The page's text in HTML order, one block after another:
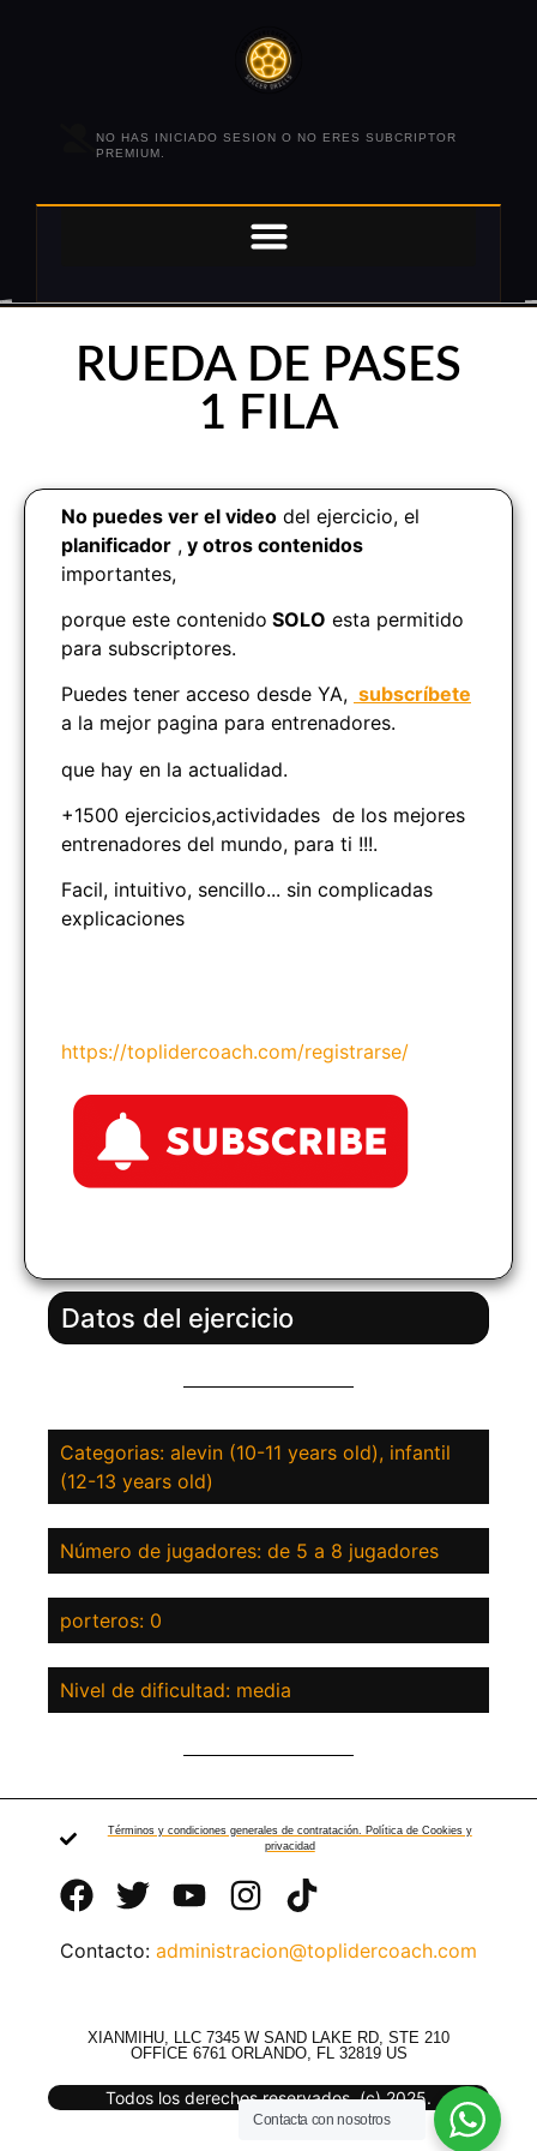
NO HAS INICIADO SESION O NO ERES SUBCRIPTOR
PREMIUM.
RUEDA DE PASES
1 FILA
No puedes ver el video del ejercicio, el
planificador , y otros contenidos
importantes,
porque este contenido SOLO esta permitido
para subscriptores.
Puedes tener acceso desde YA, subscríbete
a la mejor pagina para entrenadores.
que hay en la actualidad.
+1500 ejercicios,actividades de los mejores
entrenadores del mundo, para ti !!!.
Facil, intuitivo, sencillo... sin complicadas
explicaciones
https://toplidercoach.com/registrarse/
Datos del ejercicio
Categorias: alevin (10-11 years old), infantil
(12-13 years old)
Número de jugadores: de 5 a 8 jugadores
porteros: 0
Nivel de dificultad: media
Términos y condiciones generales de contratación. Política de Cookies y
privacidad
Contacto: administracion@toplidercoach.com
XIANMIHU, LLC 7345 W SAND LAKE RD, STE 210
OFFICE 6761 ORLANDO, FL 32819 US
Todos los derechos reservados. (c) 2025.
Contacta con nosotros